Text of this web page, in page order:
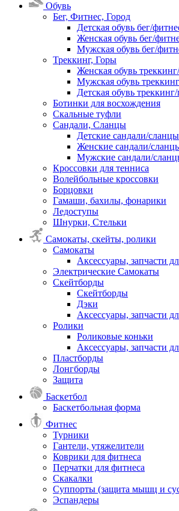
Обувь
Бег, Фитнес, Город
Детская обувь бег/
Женская обувь бег/
Мужская обувь бег/
Треккинг, Горы
Женская обувь
Мужская обувь
Детская обувь
Ботинки для восхождения
Скальные туфли
Сандали, Сланцы
Детские сандали/сланцы
Женские сандали/
Мужские сандали/
Кроссовки для тенниса
Волейбольные кроссовки
Борцовки
Гамаши, бахилы, фонарики
Ледоступы
Шнурки, Стельки
Самокаты, скейты, ролики
Самокаты
Аксессуары, запчасти
Электрические Самокаты
Скейтборды
Скейтборды
Дэки
Аксессуары, запчасти
Ролики
Роликовые коньки
Аксессуары, запчасти
Пластборды
Лонгборды
Защита
Баскетбол
Баскетбольная форма
Фитнес
Турники
Гантели, утяжелители
Коврики для фитнеса
Перчатки для фитнеса
Скакалки
Суппорты (защита мышц и
Эспандеры